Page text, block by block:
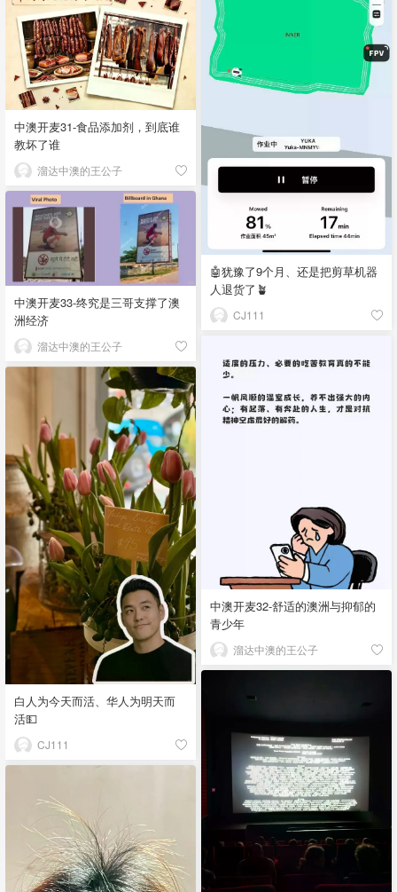
🤖犹豫了9个月、还是把剪草机器
人退货了🪴
CJ111
中澳开麦31-食品添加剂，到底谁
教坏了谁
溜达中澳的王公子
中澳开麦33-终究是三哥支撑了澳
洲经济
溜达中澳的王公子
中澳开麦32-舒适的澳洲与抑郁的
青少年
溜达中澳的王公子
白人为今天而活、华人为明天而
活💵
CJ111